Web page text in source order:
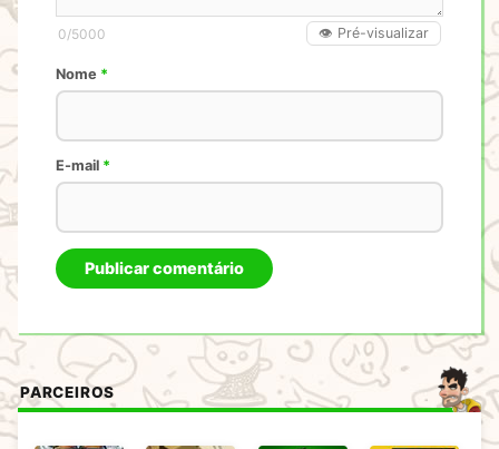
0/5000 👁️ Pré-visualizar
Nome *
E-mail *
PARCEIROS